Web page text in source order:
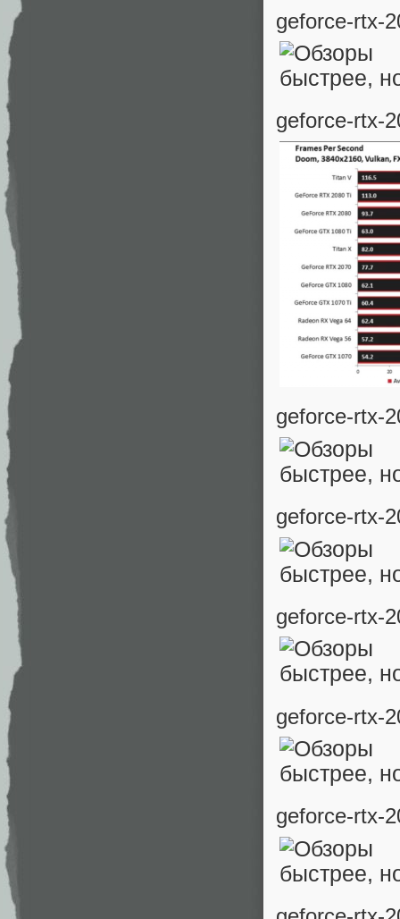
geforce-rtx-
geforce-rtx-
geforce-rtx-
geforce-rtx-
geforce-rtx-
geforce-rtx-
geforce-rtx-